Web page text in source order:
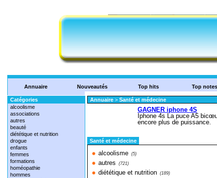
Annuaire Nouveautés Top hits Top notes
Catégories
alcoolisme
associations
autres
beauté
diététique et nutrition
drogue
enfants
femmes
formations
homéopathie
hommes
Annuaire > Santé et médecine
Santé et médecine
alcoolisme (5)
autres (721)
diététique et nutrition (189)